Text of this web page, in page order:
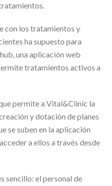
con los tratamientos y
ha supuesto para
una aplicación web
tratamientos activos a
permite a Vital&Clinic la
y dotación de planes
se suben en la aplicación
a ellos a través desde
sencillo: el personal de